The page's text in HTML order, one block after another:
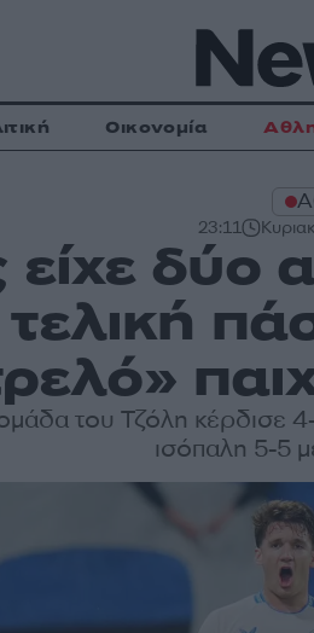
Οικονομία
23:11
δύο
του Τζόλη κέρδισε
ισόπαλη 5-5